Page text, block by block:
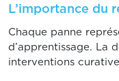
L’importance du
Chaque panne
d’apprentissage. La
interventions